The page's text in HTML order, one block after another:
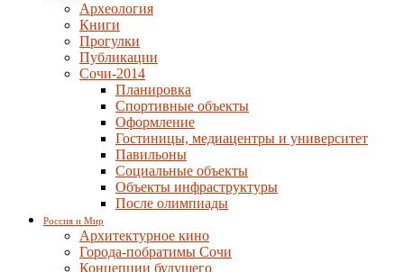
Археология
Книги
Прогулки
Публикации
Сочи-2014
Планировка
Спортивные объекты
Оформление
Гостиницы, медиацентры и университет
Павильоны
Социальные объекты
Объекты инфраструктуры
После олимпиады
Россия и Мир
Архитектурное кино
Города-побратимы Сочи
Концепции будущего